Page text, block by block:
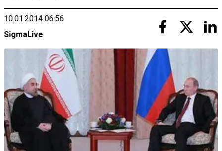
10.01.2014 06:56
SigmaLive